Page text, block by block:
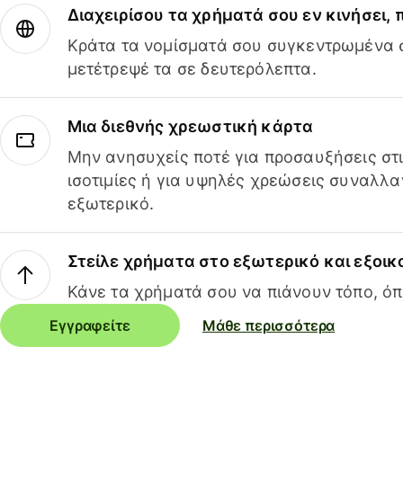
Διαχειρίσου τα χρήματά σου εν
Κράτα τα νομίσματά σου συγκεντρωμένα
μετέτρεψέ τα σε δευτερόλεπτα.
Μια διεθνής χρεωστική κάρτα
Μην ανησυχείς ποτέ για προσαυξήσεις
ισοτιμίες ή για υψηλές χρεώσεις
εξωτερικό.
Στείλε χρήματα στο εξωτερικό και
Κάνε τα χρήματά σου να πιάνουν τόπο,
Εγγραφείτε Μάθε περισσότερα